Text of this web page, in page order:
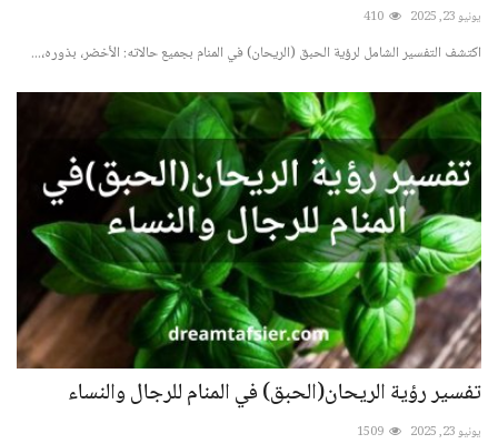
يونيو 23, 2025 410
اكتشف التفسير الشامل لرؤية الحبق (الريحان) في المنام بجميع حالاته: الأخضر، بذوره،...
تفسير رؤية الريحان(الحبق) في المنام للرجال والنساء
يونيو 23, 2025 1509